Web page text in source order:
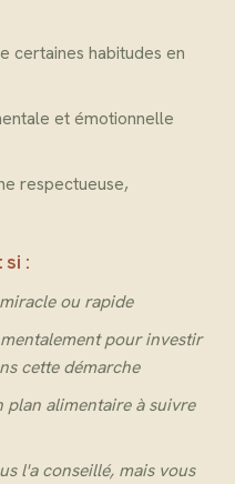
certaines habitudes en
et émotionnelle
respectueuse,
si :
ou rapide
pour investir
cette démarche
plan alimentaire à suivre
l'a conseillé, mais vous